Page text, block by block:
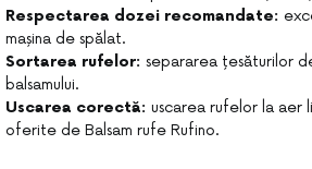
Respectarea dozei recomandate:
mașina de spălat.
Sortarea rufelor: separarea țesăturilor
balsamului.
Uscarea corectă: uscarea rufelor la aer
oferite de Balsam rufe Rufino.